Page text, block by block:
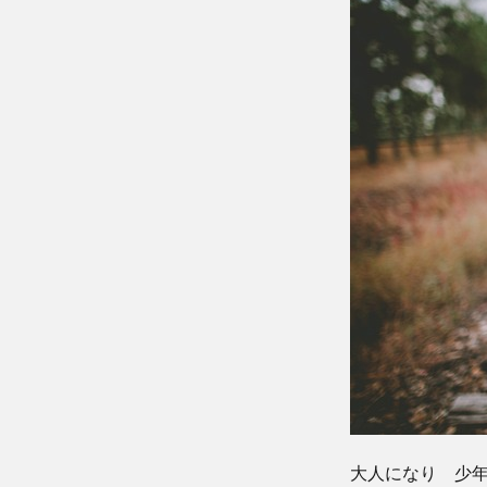
大人になり 少